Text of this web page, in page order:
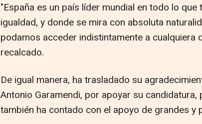
"España es un país líder mundial en todo lo que
igualdad, y donde se mira con absoluta
podamos acceder indistintamente a cualquiera
recalcado.
De igual manera, ha trasladado su
Antonio Garamendi, por apoyar su
también ha contado con el apoyo de grandes y